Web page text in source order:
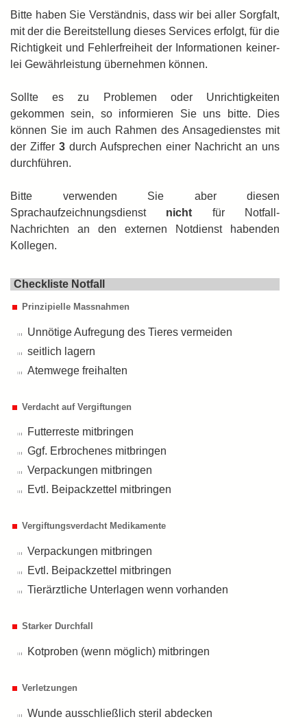
Bitte haben Sie Verständnis, dass wir bei aller Sorgfalt,
mit der die Bereitstellung dieses Services erfolgt, für die
Richtigkeit und Fehlerfreiheit der Informationen keiner­
lei Gewährleistung übernehmen können.
Sollte es zu Problemen oder Unrichtigkeiten
gekommen sein, so informieren Sie uns bitte. Dies
können Sie im auch Rahmen des Ansagedienstes mit
der Ziffer 3 durch Auf­sprechen einer Nachricht an uns
durch­führen.
Bitte verwenden Sie aber diesen
Sprachaufzeichnungsdienst nicht für Notfall-
Nachrichten an den externen Notdienst habenden
Kollegen.
Checkliste Notfall
Prinzipielle Massnahmen
Unnötige Aufregung des Tieres vermeiden
seitlich lagern
Atemwege freihalten
Verdacht auf Vergiftungen
Futterreste mitbringen
Ggf. Erbrochenes mitbringen
Verpackungen mitbringen
Evtl. Beipackzettel mitbringen
Vergiftungsverdacht Medikamente
Verpackungen mitbringen
Evtl. Beipackzettel mitbringen
Tierärztliche Unterlagen wenn vorhanden
Starker Durchfall
Kotproben (wenn möglich) mitbringen
Verletzungen
Wunde ausschließlich steril abdecken